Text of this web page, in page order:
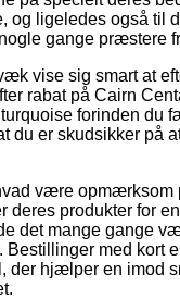
og ligeledes også til
gange præstere
vise sig smart at
rabat på Cairn
forinden du
du er skudsikker på
være opmærksom
deres produkter for
det mange gange
Bestillinger med kort
der hjælper en imod